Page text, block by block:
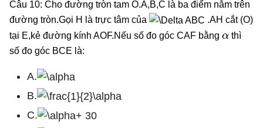
Câu 10: Cho đường tròn tam O.A,B,C là ba điểm nằm trên
đường tròn.Gọi H là trực tâm của
.AH cắt (O)
tại E,kẻ đường kính AOF.Nếu số đo góc CAF bằng
thì
số đo góc BCE là:
A.
B.
C.